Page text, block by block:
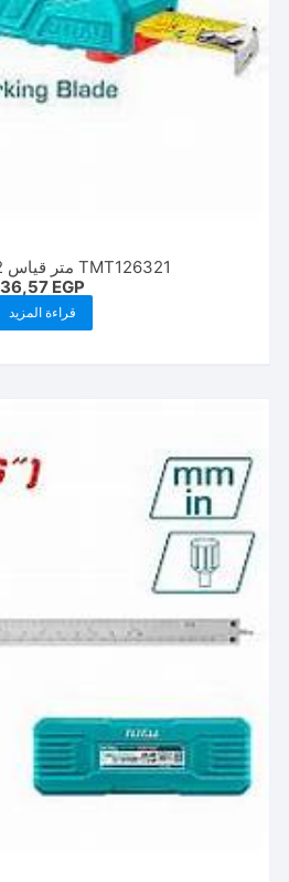
TMT126321 متر قياس 2 متر ميداليه
36,57 EGP
قراءة المزيد